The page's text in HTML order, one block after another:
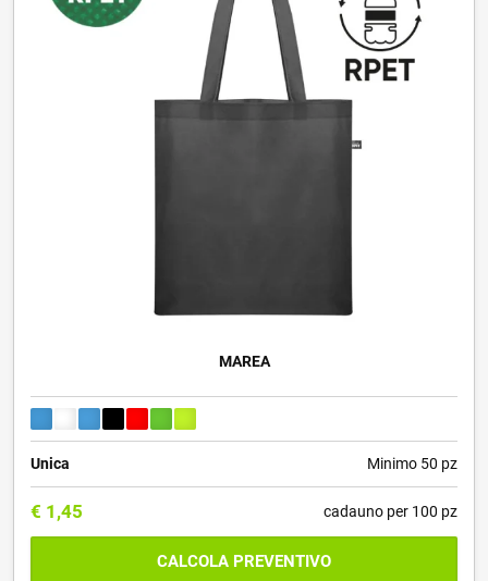
MAREA
Unica Minimo 50 pz
€ 1,45 cadauno per 100 pz
CALCOLA PREVENTIVO